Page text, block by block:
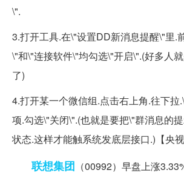
\".
3.打开工具.在\"设置DD新消息提醒\"里.
\"和\"连接软件\"均勾选\"开启\".(好多人
了)
4.打开某一个微信组.点击右上角.往下拉
项.勾选\"关闭\".(也就是要把\"群消息的
状态.这样才能触系统发底层接口.)【央视
联想集团 （00992）早盘上涨